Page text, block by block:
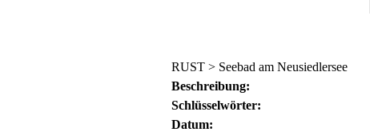
RUST > Seebad am Neusiedlersee
Beschreibung:
Schlüsselwörter:
Datum: